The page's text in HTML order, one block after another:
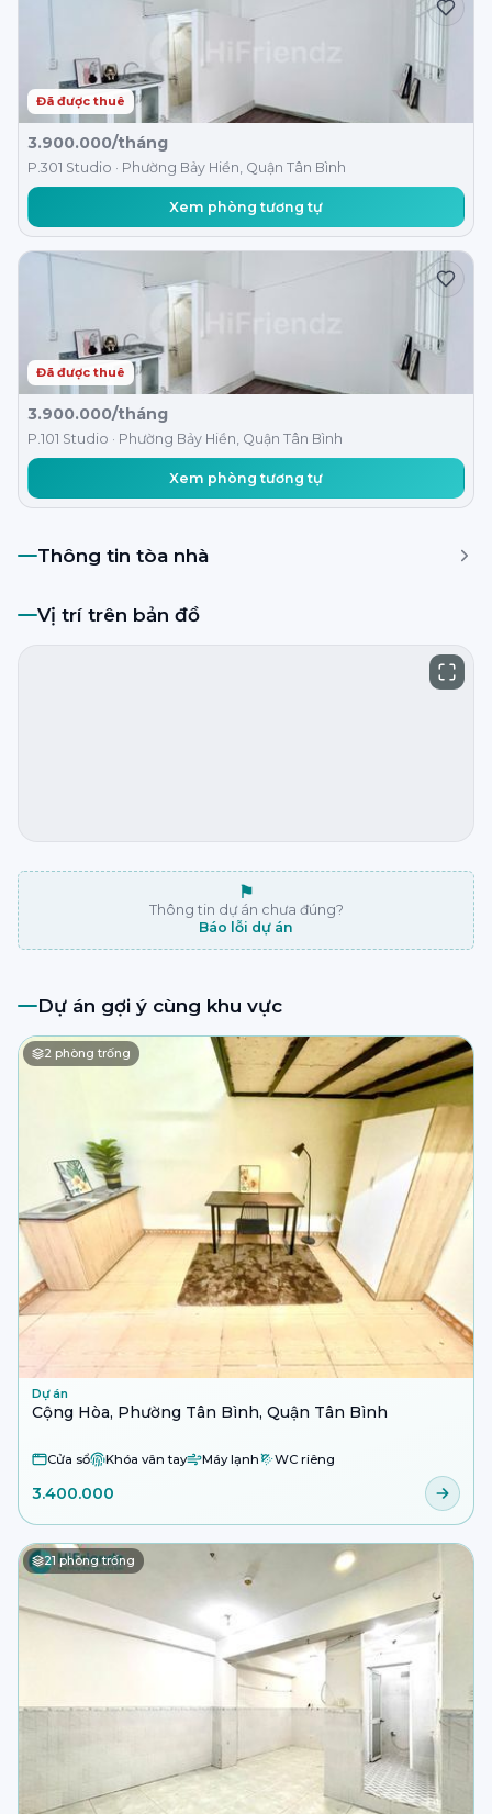
Đã được thuê
3.900.000/tháng
P.301 Studio · Phường Bảy Hiền, Quận Tân Bình
Xem phòng tương tự
Đã được thuê
3.900.000/tháng
P.101 Studio · Phường Bảy Hiền, Quận Tân Bình
Xem phòng tương tự
Thông tin tòa nhà
Vị trí trên bản đồ
⚑
Thông tin dự án chưa đúng?
Báo lỗi dự án
Dự án gợi ý cùng khu vực
2 phòng trống
Dự án
Cộng Hòa, Phường Tân Bình, Quận Tân Bình
Cửa sổ Khóa vân tay Máy lạnh WC riêng
3.400.000
21phòng trống